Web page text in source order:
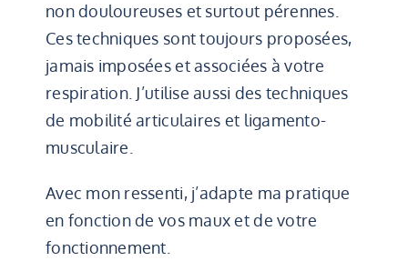
non douloureuses et surtout pérennes.
Ces techniques sont toujours proposées,
jamais imposées et associées à votre
respiration. J’utilise aussi des techniques
de mobilité articulaires et ligamento-
musculaire.
Avec mon ressenti, j’adapte ma pratique
en fonction de vos maux et de votre
fonctionnement.